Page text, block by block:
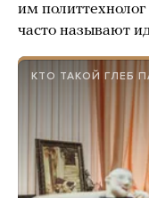
им
часто называют
КТО ТАКОЙ ГЛЕБ